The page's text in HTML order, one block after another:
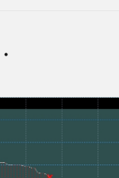
脱水シート